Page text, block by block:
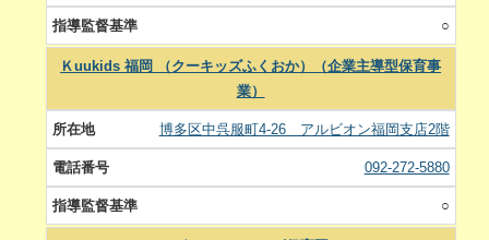
○
Ｋuukids 福岡 （クーキッズふくおか）（企業主導型保育事
業）
博多区中呉服町4-26 アルビオン福岡支店2階
092-272-5880
○